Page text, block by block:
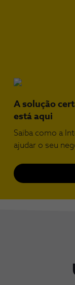
A solução
está aqui
Saiba como a
ajudar o seu